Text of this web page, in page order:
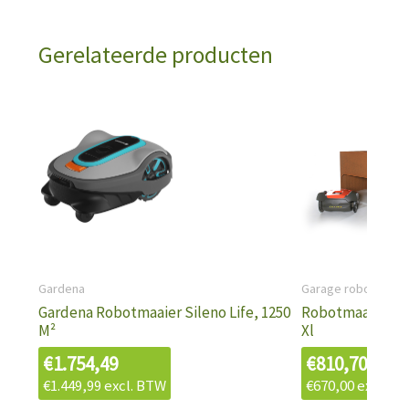
Gerelateerde producten
Gardena
Gardena Robotmaaier Sileno Life, 1250
M²
€1.754,49
€1.449,99excl. BTW
Garage
Robotmaaier-
Xl
€810,70
€670,00excl.